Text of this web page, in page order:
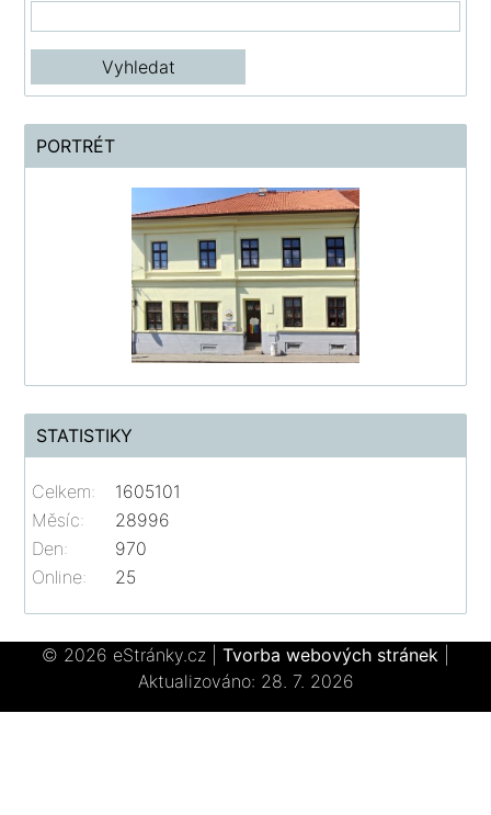
PORTRÉT
STATISTIKY
Online: 25
Celkem:
1605101
Měsíc:
28996
Den:
970
© 2026 eStránky.cz Tvorba webových stránek
Aktualizováno: 28. 7. 2026